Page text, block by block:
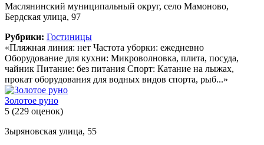
Маслянинский муниципальный округ, село Мамоново,
Бердская улица, 97
Рубрики: Гостиницы
«Пляжная линия: нет Частота уборки: ежедневно
Оборудование для кухни: Микроволновка, плита, посуда,
чайник Питание: без питания Спорт: Катание на лыжах,
прокат оборудования для водных видов спорта, рыб...»
Золотое руно
5 (229 оценок)
Зыряновская улица, 55